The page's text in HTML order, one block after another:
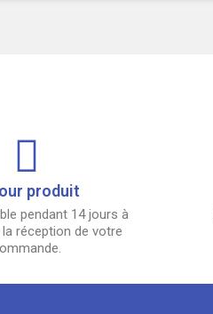
produit
pendant 14 jours à
réception de votre